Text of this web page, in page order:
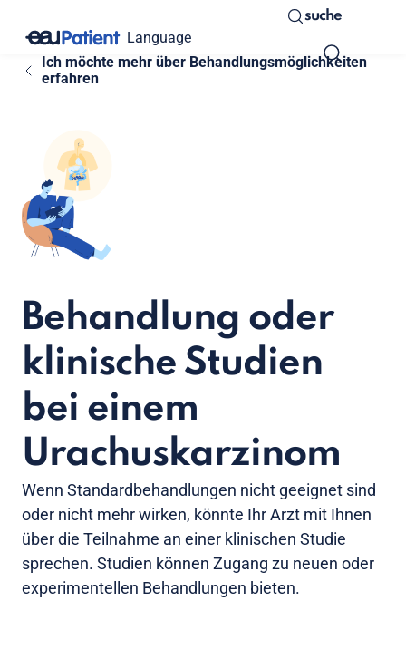
Language
suche
Ich möchte mehr über Behandlungsmöglichkeiten
erfahren
Behandlung oder
klinische Studien
bei einem
Urachuskarzinom
Wenn Standardbehandlungen nicht geeignet sind
oder nicht mehr wirken, könnte Ihr Arzt mit Ihnen
über die Teilnahme an einer klinischen Studie
sprechen. Studien können Zugang zu neuen oder
experimentellen Behandlungen bieten.